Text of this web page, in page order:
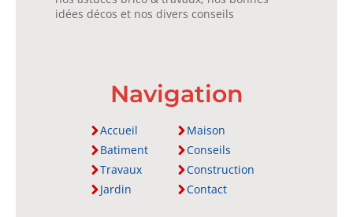
idées décos et nos divers conseils
Navigation
Accueil
Batiment
Travaux
Jardin
Maison
Conseils
Construction
Contact